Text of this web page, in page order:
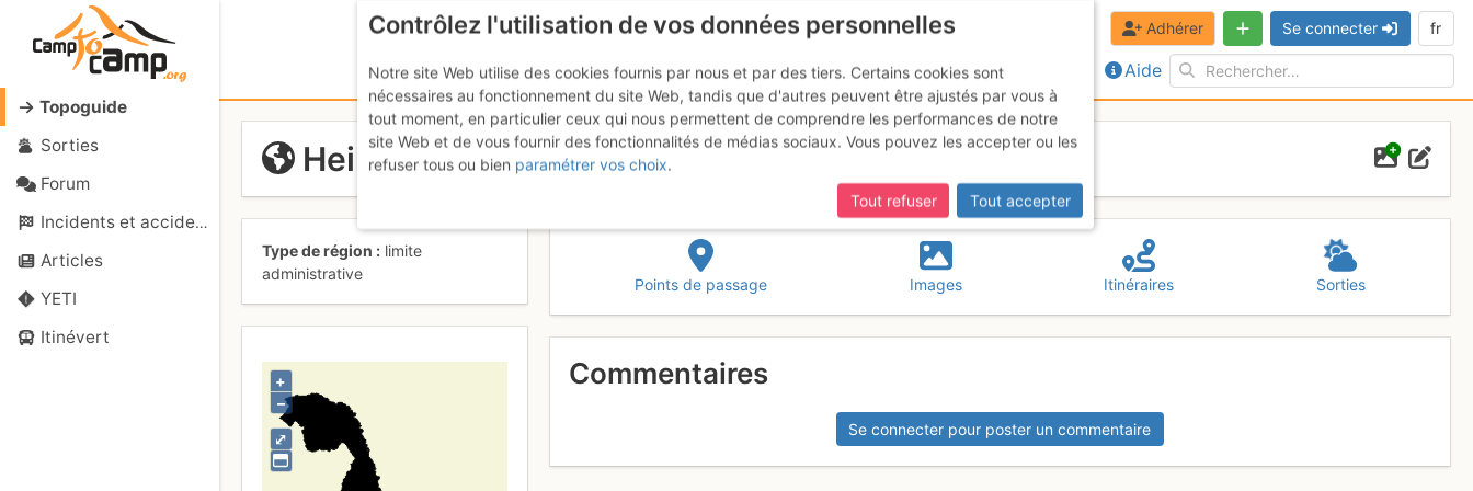
Topoguide
Sorties
Forum
Incidents et accidents
Articles
YETI
Itinévert
Aide
Adhérer Se connecter fr
Heilongjiang
Type de région
limite
administrative
⤢
+
–
Points de passage Images Itinéraires Sorties
Commentaires
Se connecter pour poster un commentaire
Contrôlez l'utilisation de vos données personnelles
Notre site Web utilise des cookies fournis par nous et par des tiers. Certains cookies sont
nécessaires au fonctionnement du site Web, tandis que d'autres peuvent être ajustés par vous à
tout moment, en particulier ceux qui nous permettent de comprendre les performances de notre
site Web et de vous fournir des fonctionnalités de médias sociaux. Vous pouvez les accepter ou les
refuser tous ou bien paramétrer vos choix.
Tout refuser
Tout accepter